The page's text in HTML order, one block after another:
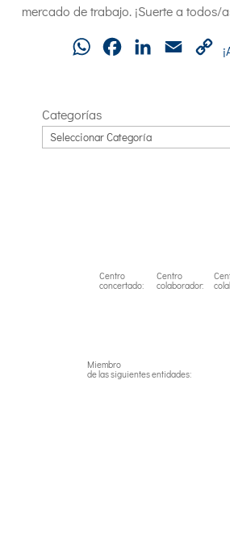
mercado de trabajo. ¡Suerte a todos/
WhatsAppFacebookLinkedInEmail
Categorías
Centro
concertado:
Centro
colaborador:
Miembro
de las siguientes entidades: